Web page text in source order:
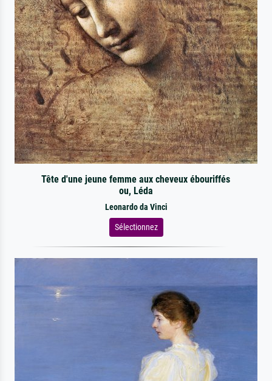
Tête d'une jeune femme aux cheveux ébouriffés
ou, Léda
Leonardo da Vinci
Sélectionnez